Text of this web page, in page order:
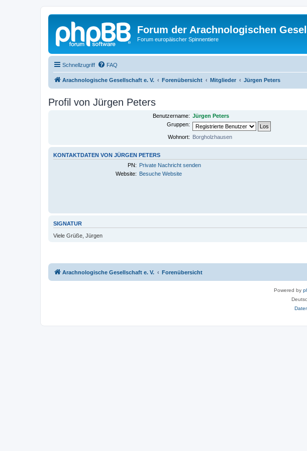
Forum der Arachnologischen
Forum europäischer Spinnentiere
Schnellzugriff FAQ
Arachnologische Gesellschaft e. V. Forenübersicht Mitglieder Jürgen Peters
Profil von Jürgen Peters
Benutzername: Jürgen Peters
Gruppen:
Wohnort: Borgholzhausen
KONTAKTDATEN VON JÜRGEN PETERS
PN: Private Nachricht senden
Website: Besuche Website
SIGNATUR
Viele Grüße, Jürgen
Arachnologische Gesellschaft e. V. Forenübersicht
Powered by